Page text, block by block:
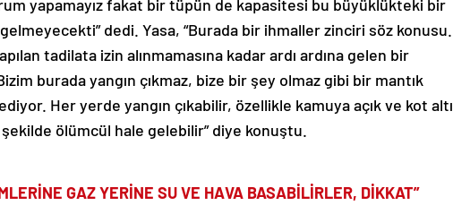
yapamayız fakat bir tüpün de kapasitesi bu büyüklükteki bir
dedi. Yasa, “Burada bir ihmaller zinciri söz konusu.
tadilata izin alınmamasına kadar ardı ardına gelen bir
burada yangın çıkmaz, bize bir şey olmaz gibi bir mantık
Her yerde yangın çıkabilir, özellikle kamuya açık ve kot altı
şekilde ölümcül hale gelebilir” diye konuştu.
GAZ YERİNE SU VE HAVA BASABİLİRLER, DİKKAT”